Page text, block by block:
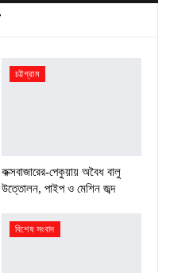
চট্টগ্রাম
কক্সবাজারের-পেকুয়ায় অবৈধ বালু
উত্তোলন, পাইপ ও মেশিন জব্দ
বিশেষ সংবাদ